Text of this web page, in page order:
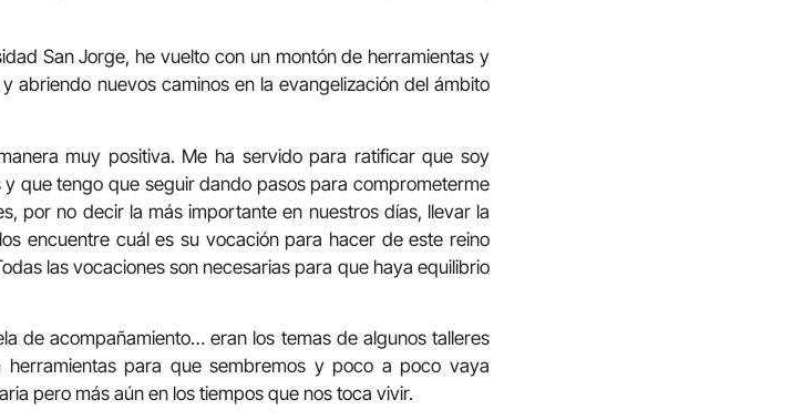
San Jorge, he vuelto con un montón de herramientas y
abriendo nuevos caminos en la evangelización del ámbito
muy positiva. Me ha servido para ratificar que soy
que tengo que seguir dando pasos para comprometerme
por no decir la más importante en nuestros días, llevar la
encuentre cuál es su vocación para hacer de este reino
las vocaciones son necesarias para que haya equilibrio
de acompañamiento… eran los temas de algunos talleres
para que sembremos y poco a poco vaya
pero más aún en los tiempos que nos toca vivir.